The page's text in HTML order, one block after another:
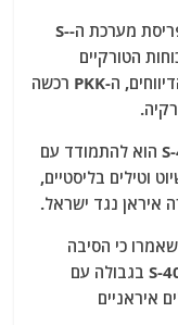
היו ספקולציות בתקשורת הטורקית לגבי פריסת מערכת ה-S-
הטורקיים
מאיומי מל"טים מצד מיליציית PKK. לפי הדיווחים, ה-PKK רכשה
עם זאת, תפקידה העיקרי של מערכת S-400 הוא להתמודד עם
וטילים בליסטיים,
איראן נגד ישראל.
כי הסיבה
העיקרית שטורקיה פרסה את מערכת ה-S-400 בגבולה עם
איראניים